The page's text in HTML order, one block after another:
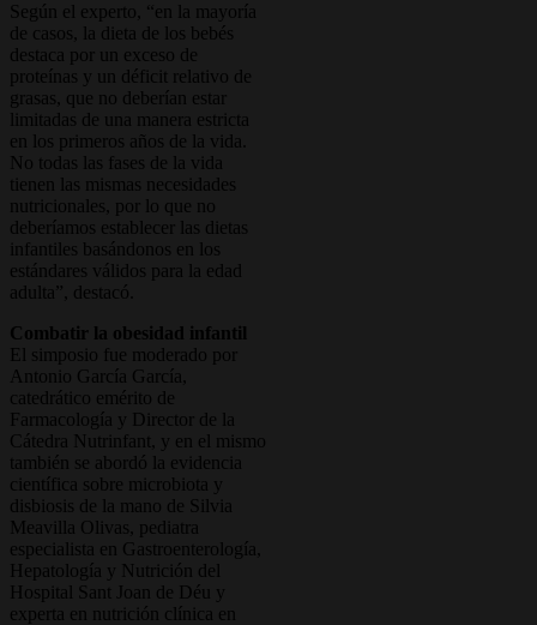
Según el experto, “en la mayoría
de casos, la dieta de los bebés
destaca por un exceso de
proteínas y un déficit relativo de
grasas, que no deberían estar
limitadas de una manera estricta
en los primeros años de la vida.
No todas las fases de la vida
tienen las mismas necesidades
nutricionales, por lo que no
deberíamos establecer las dietas
infantiles basándonos en los
estándares válidos para la edad
adulta”, destacó.
Combatir la obesidad infantil
El simposio fue moderado por
Antonio García García,
catedrático emérito de
Farmacología y Director de la
Cátedra Nutrinfant, y en el mismo
también se abordó la evidencia
científica sobre microbiota y
disbiosis de la mano de Silvia
Meavilla Olivas, pediatra
especialista en Gastroenterología,
Hepatología y Nutrición del
Hospital Sant Joan de Déu y
experta en nutrición clínica en